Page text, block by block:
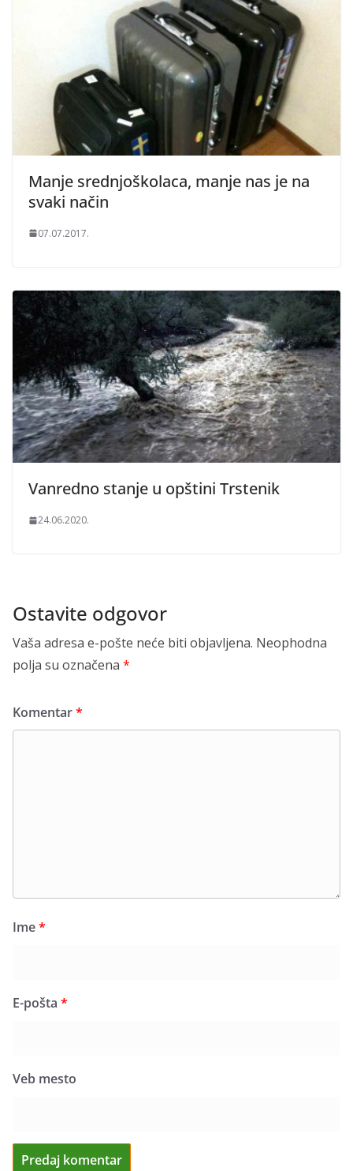
Manje srednjoškolaca, manje nas je na
svaki način
07.07.2017.
Vanredno stanje u opštini Trstenik
24.06.2020.
Ostavite odgovor
Vaša adresa e-pošte neće biti objavljena. Neophodna
polja su označena *
Komentar*
Ime*
E-pošta *
Veb mesto